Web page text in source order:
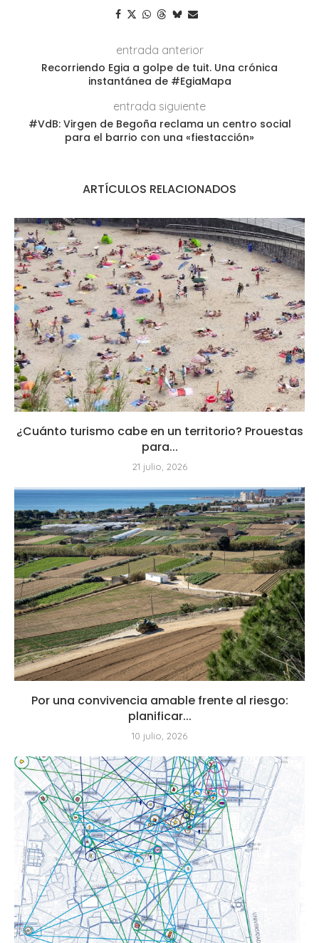
entrada anterior
Recorriendo Egia a golpe de tuit. Una crónica
instantánea de #EgiaMapa
entrada siguiente
#VdB: Virgen de Begoña reclama un centro social
para el barrio con una «fiestacción»
ARTÍCULOS RELACIONADOS
¿Cuánto turismo cabe en un territorio? Prouestas
para...
21 julio, 2026
Por una convivencia amable frente al riesgo:
planificar...
10 julio, 2026